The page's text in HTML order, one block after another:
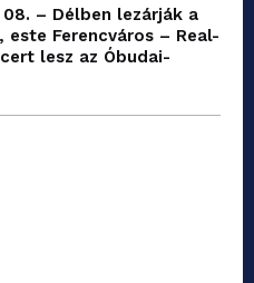
– Délben lezárják a
Ferencváros – Real-
lesz az Óbudai-